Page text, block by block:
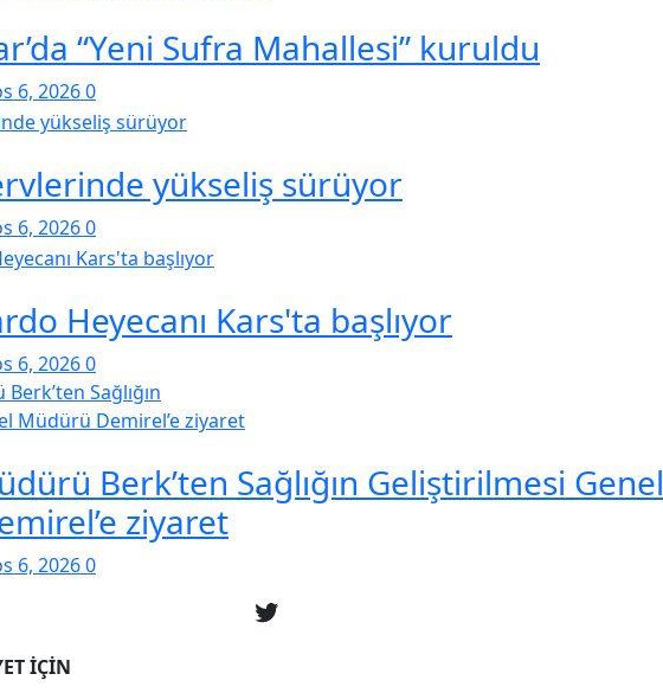
“Yeni Sufra Mahallesi” kuruldu
6, 20260
yükseliş sürüyor
6, 20260
Heyecanı Kars'ta başlıyor
6, 20260
Berk’ten Sağlığın Geliştirilmesi Genel
ziyaret
6, 20260
İÇİN